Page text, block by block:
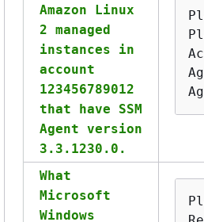
Amazon Linux
2 managed
instances in
account
123456789012
that have SSM
Agent version
3.3.1230.0.
What
Microsoft
Windows